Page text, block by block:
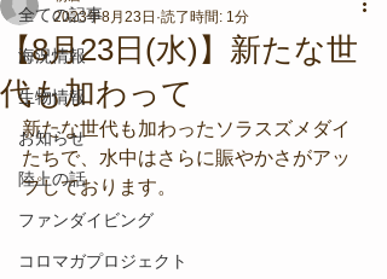
全ての記事
海況情報
生物情報
お知らせ
陸上の話
ファンダイビング
コロマガプロジェクト
【8月23日(水)】新たな世
代も加わって
2023年8月23日 読了時間: 1分
新たな世代も加わったソラスズメダイ
たちで、水中はさらに賑やかさがアッ
プしております。